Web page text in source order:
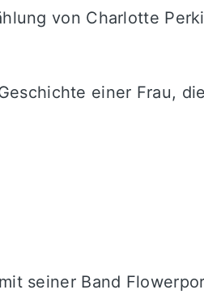
von Charlotte
einer Frau,
mit seiner Band